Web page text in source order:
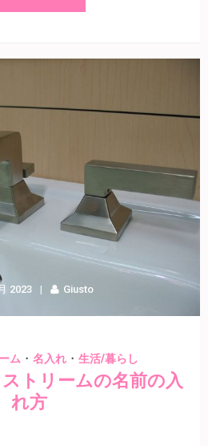
2023 Giusto
ム・ 名入れ・ 生活/暮らし
トリームの名前の入
れ方